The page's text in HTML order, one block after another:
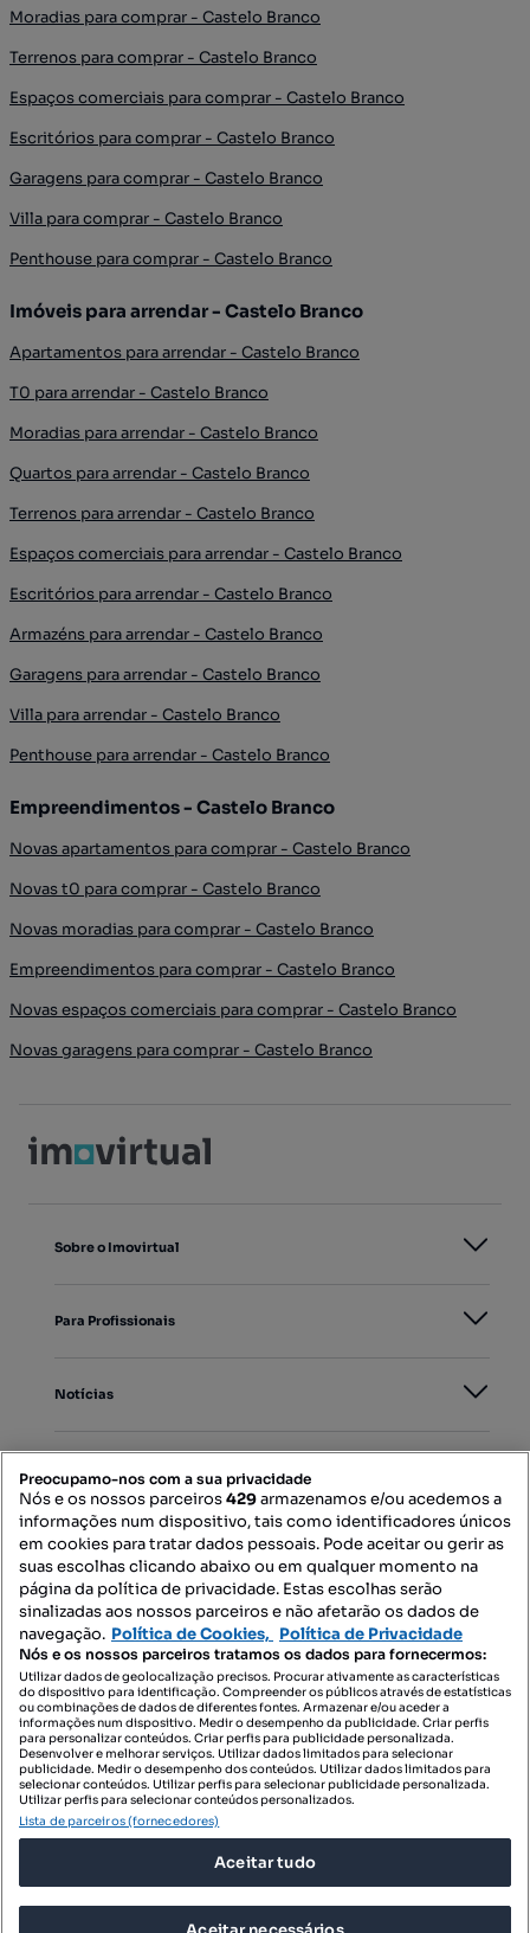
Moradias para comprar - Castelo Branco
Terrenos para comprar - Castelo Branco
Espaços comerciais para comprar - Castelo Branco
Escritórios para comprar - Castelo Branco
Garagens para comprar - Castelo Branco
Villa para comprar - Castelo Branco
Penthouse para comprar - Castelo Branco
Imóveis para arrendar - Castelo Branco
Apartamentos para arrendar - Castelo Branco
T0 para arrendar - Castelo Branco
Moradias para arrendar - Castelo Branco
Quartos para arrendar - Castelo Branco
Terrenos para arrendar - Castelo Branco
Espaços comerciais para arrendar - Castelo Branco
Escritórios para arrendar - Castelo Branco
Armazéns para arrendar - Castelo Branco
Garagens para arrendar - Castelo Branco
Villa para arrendar - Castelo Branco
Penthouse para arrendar - Castelo Branco
Empreendimentos - Castelo Branco
Novas apartamentos para comprar - Castelo Branco
Novas t0 para comprar - Castelo Branco
Novas moradias para comprar - Castelo Branco
Empreendimentos para comprar - Castelo Branco
Novas espaços comerciais para comprar - Castelo Branco
Novas garagens para comprar - Castelo Branco
Sobre o Imovirtual
Para Profissionais
Notícias
Mapa do Site
Contacte-nos
SIGA-NOS:
DESCARREGAR NA:
Preocupamo-nos com a sua privacidade
Nós e os nossos parceiros429armazenamos e/ou acedemos a
informações num dispositivo, tais como identificadores únicos
em cookies para tratar dados pessoais. Pode aceitar ou gerir as
suas escolhas clicando abaixo ou em qualquer momento na
página da política de privacidade. Estas escolhas serão
sinalizadas aos nossos parceiros e não afetarão os dados de
navegação. Política de Cookies, Política de Privacidade
Nós e os nossos parceiros tratamos os dados para fornecermos:
Utilizar dados de geolocalização precisos. Procurar ativamente as características
do dispositivo para identificação. Compreender os públicos através de estatísticas
ou combinações de dados de diferentes fontes. Armazenar e/ou aceder a
informações num dispositivo. Medir o desempenho da publicidade. Criar perfis
para personalizar conteúdos. Criar perfis para publicidade personalizada.
Desenvolver e melhorar serviços. Utilizar dados limitados para selecionar
publicidade. Medir o desempenho dos conteúdos. Utilizar dados limitados para
selecionar conteúdos. Utilizar perfis para selecionar publicidade personalizada.
Utilizar perfis para selecionar conteúdos personalizados.
Lista de parceiros (fornecedores)
Aceitar tudo